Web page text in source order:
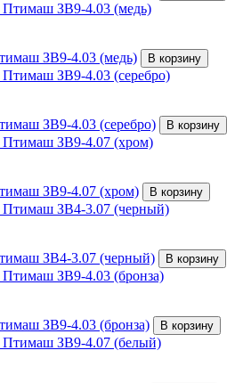
ЗВ9-4.03 (медь)
В корзину
ЗВ9-4.03 (серебро)
В корзину
ЗВ9-4.07 (хром)
В корзину
ЗВ4-3.07 (черный)
В корзину
ЗВ9-4.03 (бронза)
В корзину